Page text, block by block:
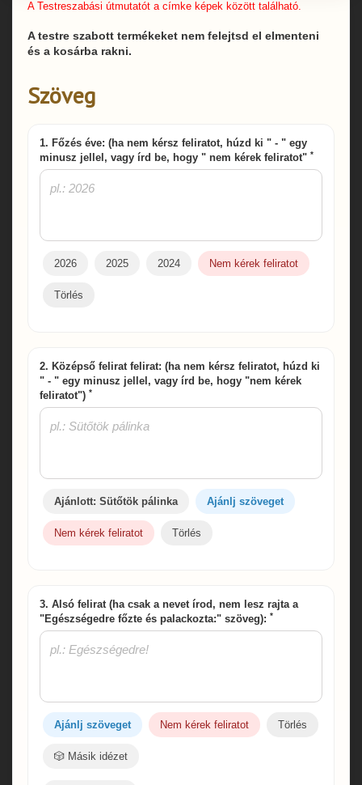
A Testreszabási útmutatót a címke képek között található.
A testre szabott termékeket nem felejtsd el elmenteni
és a kosárba rakni.
Szöveg
1. Főzés éve: (ha nem kérsz feliratot, húzd ki " - " egy
minusz jellel, vagy írd be, hogy " nem kérek feliratot" *
2026 2025 2024 Nem kérek feliratot
Törlés
2. Középső felirat felirat: (ha nem kérsz feliratot, húzd ki
" - " egy minusz jellel, vagy írd be, hogy "nem kérek
feliratot") *
Ajánlott: Sütőtök pálinka Ajánlj szöveget
Nem kérek feliratot Törlés
3. Alsó felirat (ha csak a nevet írod, nem lesz rajta a
"Egészségedre főzte és palackozta:" szöveg): *
Ajánlj szöveget Nem kérek feliratot Törlés
🎲 Másik idézet